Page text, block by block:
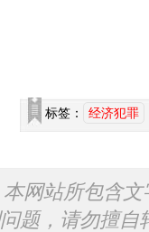
标签： 经济犯罪
本网站所包含
题，请勿擅自